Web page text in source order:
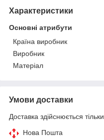
Характеристики
Основні атрибути
Країна виробник
Виробник
Матеріал
Умови доставки
Доставка здійснюється
Нова Пошта